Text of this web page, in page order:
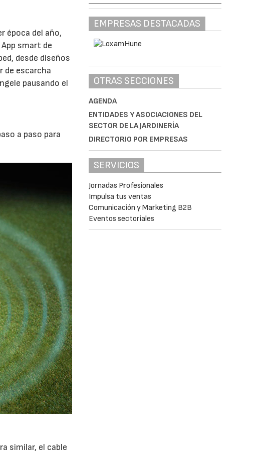
época del año,
smart de
desde diseños
de escarcha
pausando el
a paso para
similar, el cable
EMPRESAS DESTACADAS
OTRAS SECCIONES
AGENDA
ENTIDADES Y ASOCIACIONES DEL
SECTOR DE LA JARDINERÍA
DIRECTORIO POR EMPRESAS
SERVICIOS
Jornadas Profesionales
Impulsa tus ventas
Comunicación y Marketing B2B
Eventos sectoriales